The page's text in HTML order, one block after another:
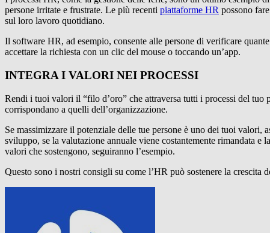
persone irritate e frustrate. Le più recenti piattaforme HR possono
sul loro lavoro quotidiano.
Il software HR, ad esempio, consente alle persone di verificare quante
accettare la richiesta con un clic del mouse o toccando un’app.
INTEGRA I VALORI NEI PROCESSI
Rendi i tuoi valori il “filo d’oro” che attraversa tutti i processi del tuo
corrispondano a quelli dell’organizzazione.
Se massimizzare il potenziale delle tue persone è uno dei tuoi valori,
sviluppo, se la valutazione annuale viene costantemente rimandata e
valori che sostengono, seguiranno l’esempio.
Questo sono i nostri consigli su come l’HR può sostenere la crescita